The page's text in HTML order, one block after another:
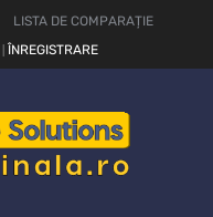
LISTA DE COMPARAȚIE
ÎNREGISTRARE